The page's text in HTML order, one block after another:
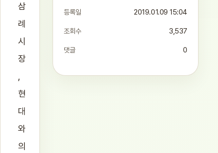
삼
례
시
장
현
대
와
의
등록일 2019.01.09 15:04
조회수 3,537
댓글 0